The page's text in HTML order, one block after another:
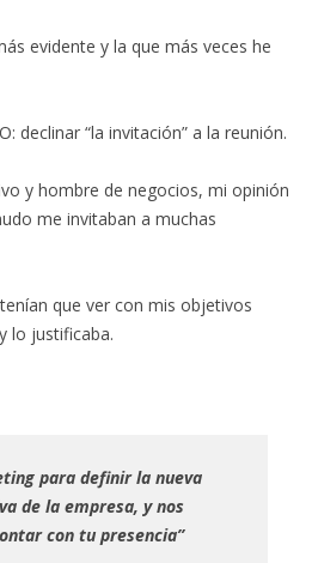
evidente y la que más veces he
declinar “la invitación” a la reunión.
y hombre de negocios, mi opinión
me invitaban a muchas
que ver con mis objetivos
lo justificaba.
para definir la nueva
de la empresa, y nos
con tu presencia”